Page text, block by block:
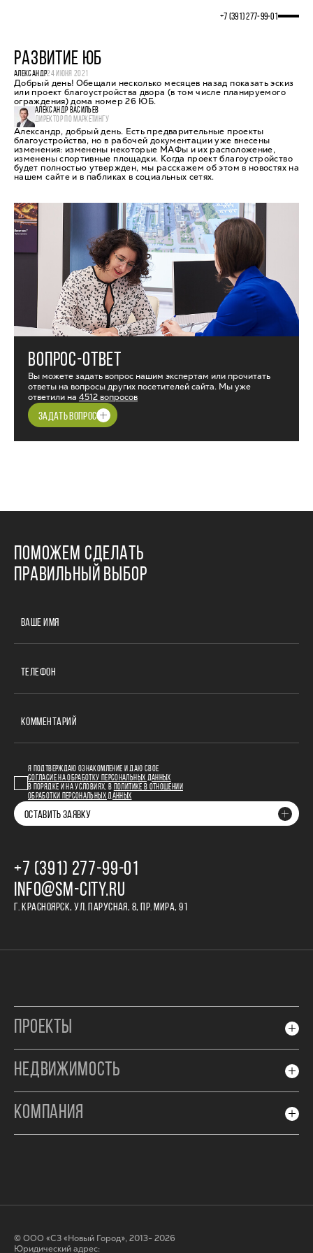
+7 (391) 277‒99‒01
РАЗВИТИЕ ЮБ
АЛЕКСАНДР24 ИЮНЯ 2021
Добрый день! Обещали несколько месяцев назад показать эскиз
или проект благоустройства двора (в том числе планируемого
ограждения) дома номер 26 ЮБ.
АЛЕКСАНДР ВАСИЛЬЕВ
ДИРЕКТОР ПО МАРКЕТИНГУ
Александр, добрый день. Есть предварительные проекты
благоустройства, но в рабочей документации уже внесены
изменения: изменены некоторые МАФы и их расположение,
изменены спортивные площадки. Когда проект благоустройство
будет полностью утвержден, мы расскажем об этом в новостях на
нашем сайте и в пабликах в социальных сетях.
ВОПРОС-ОТВЕТ
Вы можете задать вопрос нашим экспертам или прочитать
ответы на вопросы других посетителей сайта. Мы уже
ответили на 4512 вопросов
ЗАДАТЬ ВОПРОС
ПОМОЖЕМ СДЕЛАТЬ
ПРАВИЛЬНЫЙ ВЫБОР
ВАШЕ ИМЯ
ТЕЛЕФОН
КОММЕНТАРИЙ
Я ПОДТВЕРЖДАЮ ОЗНАКОМЛЕНИЕ И ДАЮ СВОЕ
СОГЛАСИЕ НА ОБРАБОТКУ ПЕРСОНАЛЬНЫХ ДАННЫХ
В ПОРЯДКЕ И НА УСЛОВИЯХ, В
ПОЛИТИКЕ В ОТНОШЕНИИ
ОБРАБОТКИ ПЕРСОНАЛЬНЫХ ДАННЫХ
ОСТАВИТЬ ЗАЯВКУ
+7 (391) 277‒99‒01
INFO@SM-CITY.RU
Г. КРАСНОЯРСК, УЛ. ПАРУСНАЯ, 8, ПР. МИРА, 91
ПРОЕКТЫ
НЕДВИЖИМОСТЬ
КОМПАНИЯ
© ООО «СЗ «Новый Город», 2013- 2026
Юридический адрес: